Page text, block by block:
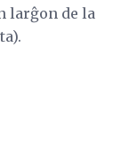
larĝon de la